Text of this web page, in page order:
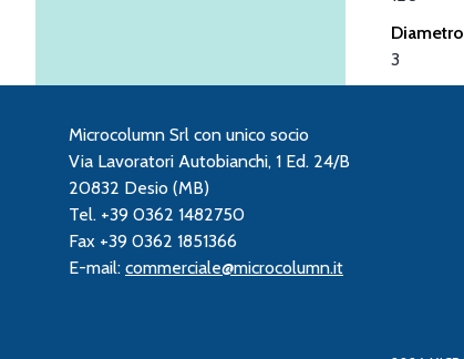
Diametro
3
Microcolumn Srl con unico socio
Via Lavoratori Autobianchi, 1 Ed. 24/B
20832 Desio (MB)
Tel. +39 0362 1482750
Fax +39 0362 1851366
E-mail: commerciale@microcolumn.it